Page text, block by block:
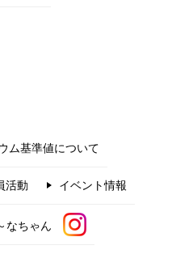
ム基準値について
活動 イベント情報
なちゃん